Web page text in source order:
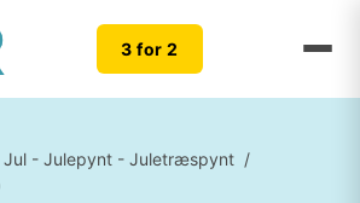
3 for 2
Jul - Julepynt - Juletræspynt /